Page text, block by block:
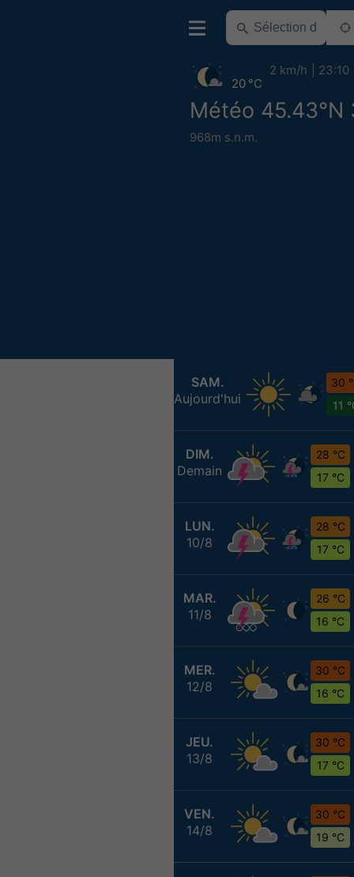
Météo 45.43°N
968m s.n.m.
20 °C
2 km/h 23:10
SAM.
Aujourd'hui
30
11
DIM.
Demain
28 °C
17 °C
LUN.
10/8
28 °C
17 °C
MAR.
11/8
26 °C
16 °C
MER.
12/8
30 °C
16 °C
JEU.
13/8
30 °C
17 °C
VEN.
14/8
30 °C
19 °C